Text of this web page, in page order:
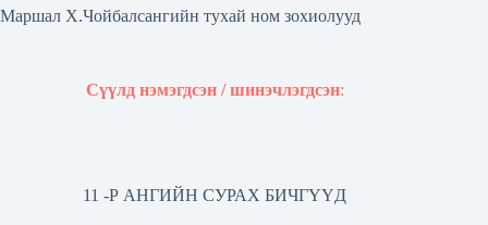
Маршал Х.Чойбалсангийн тухай ном зохиолууд
Сүүлд нэмэгдсэн / шинэчлэгдсэн:
11 -Р АНГИЙН СУРАХ БИЧГҮҮД